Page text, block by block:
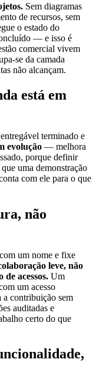
Sem diagramas
de recursos, sem
o estado do
— e isso é
comercial vivem
se da camada
não alcançam.
está em
terminado e
evolução — melhora
porque definir
uma demonstração
com ele para o que
não
um nome e fixe
leve, não
acessos. Um
um acesso
contribuição sem
auditadas e
certo do que